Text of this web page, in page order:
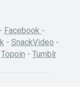
- Facebook -
- SnackVideo -
Topoin - Tumblr